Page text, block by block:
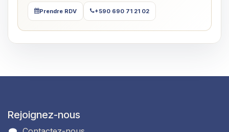
Prendre RDV +590 690 71 21 02
Rejoignez-nous